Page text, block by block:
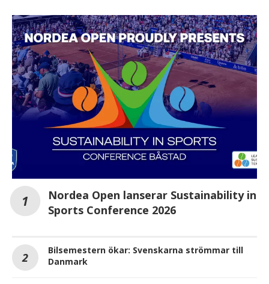
Nordea Open lanserar Sustainability in
Sports Conference 2026
Bilsemestern ökar: Svenskarna strömmar till
Danmark